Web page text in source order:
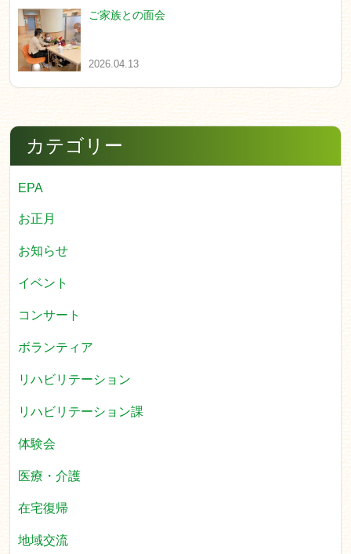
ご家族との面会
2026.04.13
カテゴリー
EPA
お正月
お知らせ
イベント
コンサート
ボランティア
リハビリテーション
リハビリテーション課
体験会
医療・介護
在宅復帰
地域交流